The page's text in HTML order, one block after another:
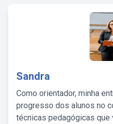
Sandra
Como orientador, minha
progresso dos alunos no
técnicas pedagógicas que